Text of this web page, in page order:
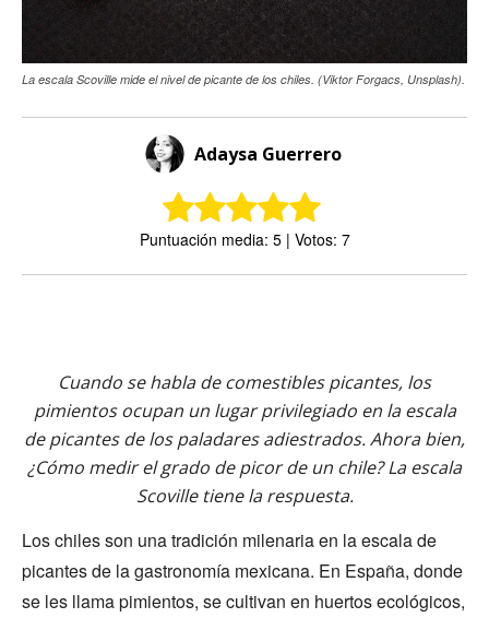
La escala Scoville mide el nivel de picante de los chiles. (Viktor Forgacs, Unsplash).
Adaysa Guerrero
Puntuación media: 5 | Votos: 7
Cuando se habla de comestibles picantes, los
pimientos ocupan un lugar privilegiado en la escala
de picantes de los paladares adiestrados. Ahora bien,
¿Cómo medir el grado de picor de un chile? La escala
Scoville tiene la respuesta.
Los chiles son una tradición milenaria en la escala de
picantes de la gastronomía mexicana. En España, donde
se les llama pimientos, se cultivan en huertos ecológicos,